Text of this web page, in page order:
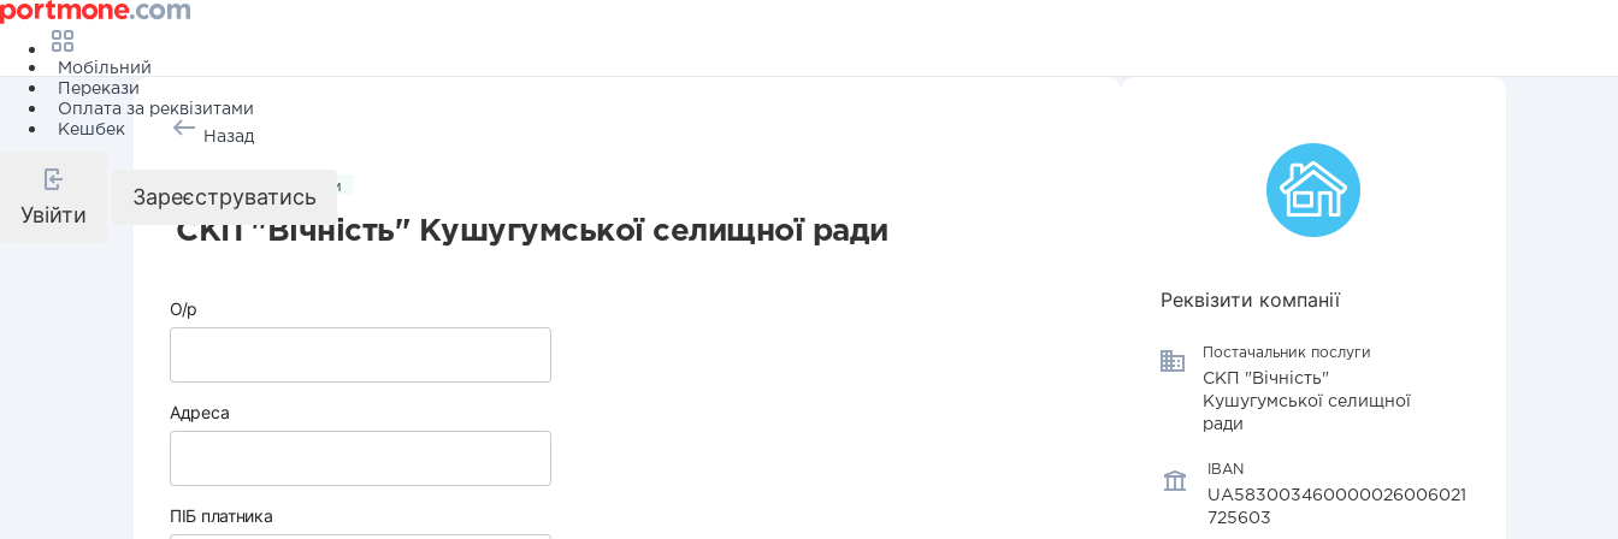
Мобільний
Перекази
Оплата за реквізитами
Кешбек
Увійти
Зареєструватись
Назад
Комунальні послуги
СКП "Вічність" Кушугумської селищної ради
О/р
Адреса
ПІБ платника
Реквізити компанії
Постачальник послуги
СКП "Вічність"
Кушугумської селищної
ради
IBAN
UA583003460000026006021
725603